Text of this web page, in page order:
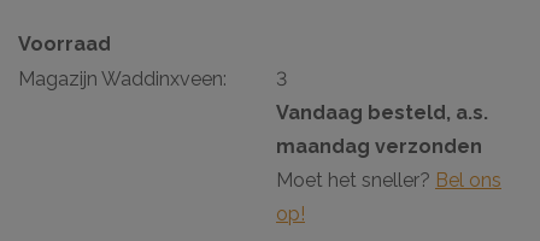
Voorraad
Magazijn Waddinxveen:
3
Vandaag besteld, a.s.
maandag verzonden
Moet het sneller? Bel ons
op!